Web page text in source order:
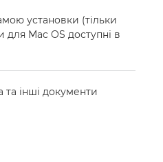
установки (тільки
Mac OS доступні в
та інші документи